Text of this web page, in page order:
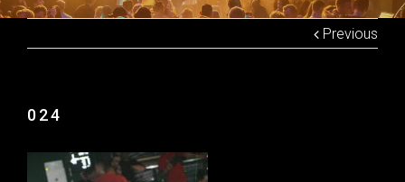
Previous
024